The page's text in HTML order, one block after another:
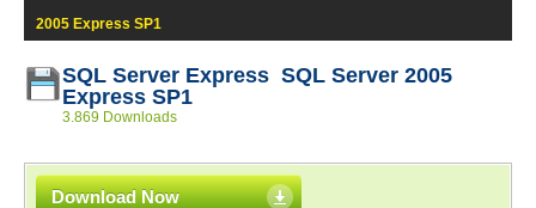
2005 Express SP1
SQL Server Express SQL Server 2005
Express SP1
3.869 Downloads
Download Now